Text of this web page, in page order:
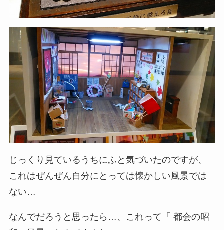
じっくり見ているうちにふと気づいたのですが、
これはぜんぜん自分にとっては懐かしい風景では
ない…
なんでだろうと思ったら…、これって「 都会の昭